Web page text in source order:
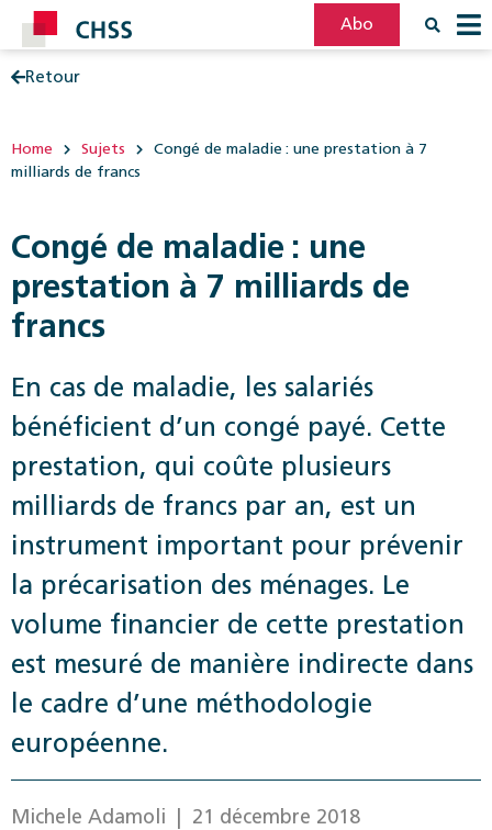
Abo
Retour
Home Sujets
Congé de maladie : une prestation à 7
milliards de francs
Congé de maladie : une
prestation à 7 milliards de
francs
En cas de maladie, les salariés
bénéficient d’un congé payé. Cette
prestation, qui coûte ­plusieurs
milliards de francs par an, est un
instrument important pour prévenir
la ­précarisation des ménages. Le
volume financier de cette prestation
est mesuré de manière indirecte dans
le cadre d’une méthodologie
européenne.
Michele Adamoli | 21 décembre 2018